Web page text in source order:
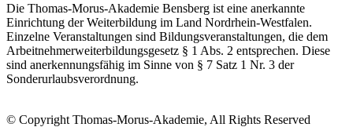
Die Thomas-Morus-Akademie Bensberg ist eine anerkannte
Einrichtung der Weiterbildung im Land Nordrhein-Westfalen.
Einzelne Veranstaltungen sind Bildungsveranstaltungen, die dem
Arbeitnehmerweiterbildungsgesetz § 1 Abs. 2 entsprechen. Diese
sind anerkennungsfähig im Sinne von § 7 Satz 1 Nr. 3 der
Sonderurlaubsverordnung.
© Copyright Thomas-Morus-Akademie, All Rights Reserved